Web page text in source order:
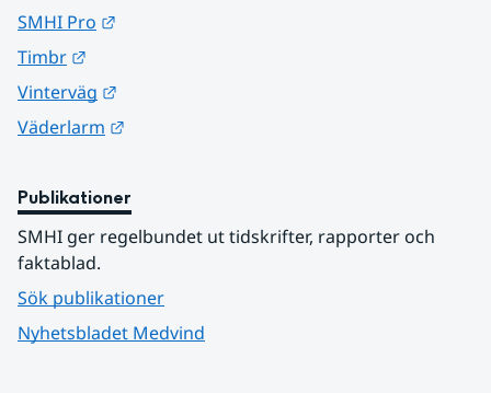
SMHI Pro
Timbr
Vinterväg
Väderlarm
Publikationer
SMHI ger regelbundet ut tidskrifter, rapporter och
faktablad.
Sök publikationer
Nyhetsbladet Medvind